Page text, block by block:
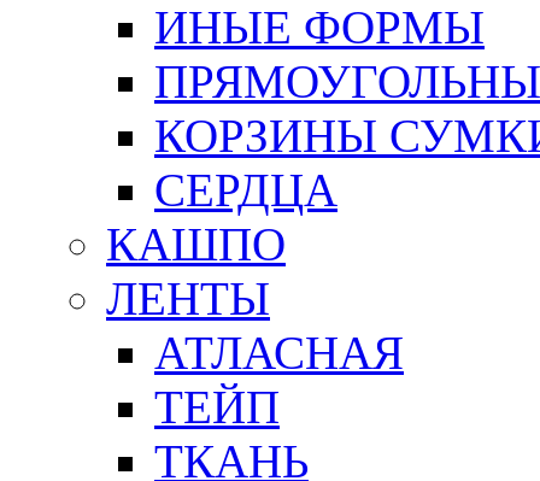
ИНЫЕ ФОРМЫ
КОРЗИНЫ
СЕРДЦА
КАШПО
ЛЕНТЫ
АТЛАСНАЯ
ТЕЙП
ТКАНЬ